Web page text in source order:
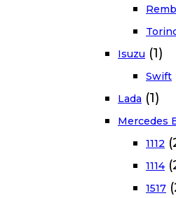
Isuzu (1)
Swift
Lada (1)
Mercedes
1112
1114
1517